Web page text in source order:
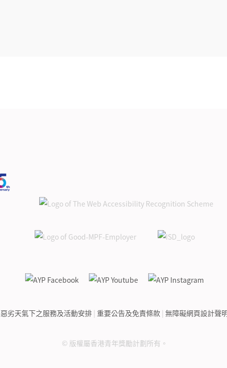
惡劣天氣下之服務及活動安排 | 重要公告及免責條款 | 無障礙網頁設計聲
© 版權屬香港青年獎勵計劃所有。